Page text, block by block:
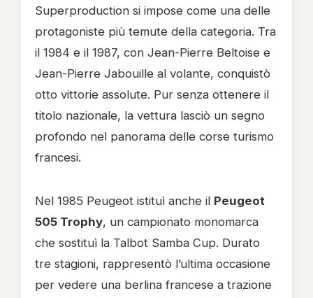
Superproduction si impose come una delle
protagoniste più temute della categoria. Tra
il 1984 e il 1987, con Jean-Pierre Beltoise e
Jean-Pierre Jabouille al volante, conquistò
otto vittorie assolute. Pur senza ottenere il
titolo nazionale, la vettura lasciò un segno
profondo nel panorama delle corse turismo
francesi.
Nel 1985 Peugeot istituì anche il Peugeot
505 Trophy, un campionato monomarca
che sostituì la Talbot Samba Cup. Durato
tre stagioni, rappresentò l’ultima occasione
per vedere una berlina francese a trazione